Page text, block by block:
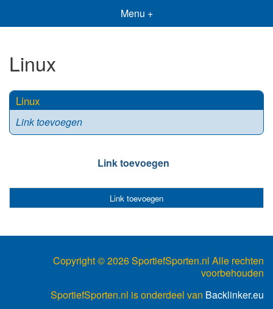
Menu +
Linux
Linux
Link toevoegen
Link toevoegen
Link toevoegen
Copyright ©2026 SportiefSporten.nl Alle rechten
voorbehouden
SportiefSporten.nl is onderdeel van Backlinker.eu